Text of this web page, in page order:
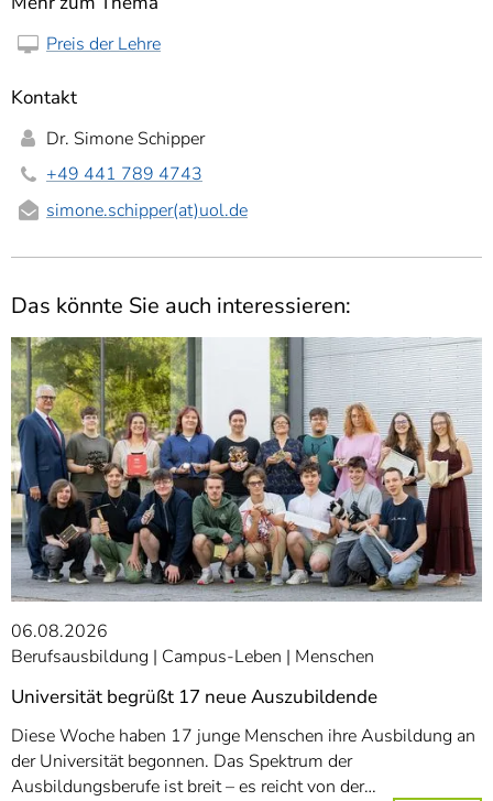
Preis der Lehre
Kontakt
Dr. Simone Schipper
+49 441 789 4743
simone.schipper(at)uol.de
Das könnte Sie auch interessieren:
06.08.2026
Berufsausbildung
Campus-Leben Menschen
Universität begrüßt 17 neue Auszubildende
Diese Woche haben 17 junge Menschen ihre Ausbildung an
der Universität begonnen. Das Spektrum der
Ausbildungsberufe ist breit – es reicht von der…